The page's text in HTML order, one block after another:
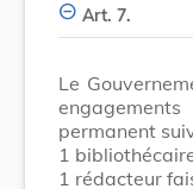
Art. 7.
Le
permanent
1
1 rédacteur